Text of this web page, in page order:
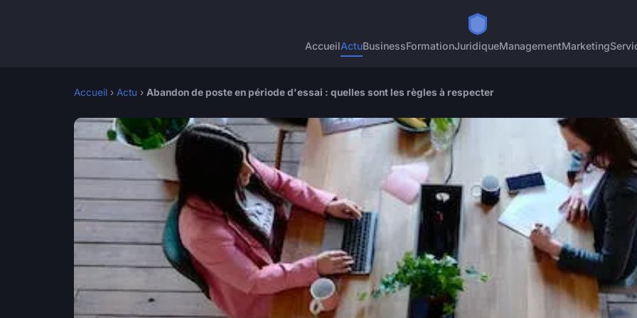
AccueilActuBusinessFormationJuridiqueManagementMarketing
Accueil › Actu › Abandon de poste en période d'essai : quelles sont les règles à respecter